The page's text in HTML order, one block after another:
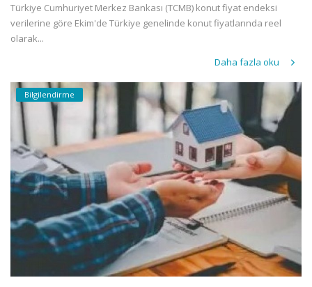
Türkiye Cumhuriyet Merkez Bankası (TCMB) konut fiyat endeksi
verilerine göre Ekim'de Türkiye genelinde konut fiyatlarında reel
olarak...
Daha fazla oku
Bilgilendirme